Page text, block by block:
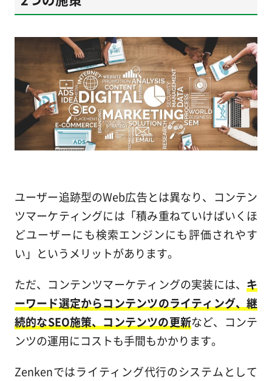
ユーザー追跡型のWeb広告とは異なり、コンテン
ツマーケティングには「積み重ねていけばいくほ
どユーザーにも検索エンジンにも評価されやす
い」というメリットがあります。
ただ、コンテンツマーケティングの実装には、 キ
ーワード選定からコンテンツのライティング、継
続的なSEO施策、コンテンツの更新など、コンテ
ンツの運用にコストも手間もかかります。
Zenkenではライティング代行のシステムとして